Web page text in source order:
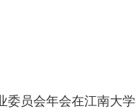
员会年会在江南大